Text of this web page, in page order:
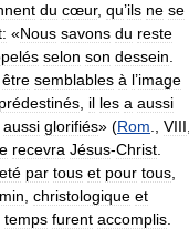
du cœur, qu’ils ne se
«Nous savons du reste
selon son dessein
être semblables à l’image
prédestinés il les a aussi
aussi glorifiés» (Rom VIII
recevra Jésus-Christ
par tous et pour tous
christologique et
temps furent accomplis